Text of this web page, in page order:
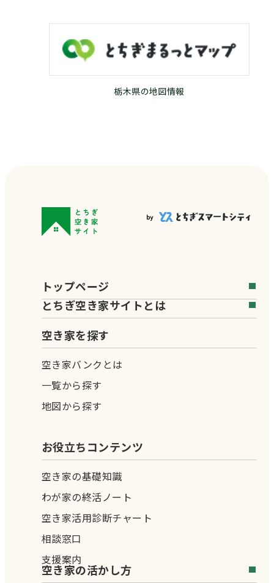
栃木県の地図情報
トップページ
とちぎ空き家サイトとは
空き家を探す
空き家バンクとは
一覧から探す
地図から探す
お役立ちコンテンツ
空き家の基礎知識
わが家の終活ノート
空き家活用診断チャート
相談窓口
支援案内
空き家の活かし方